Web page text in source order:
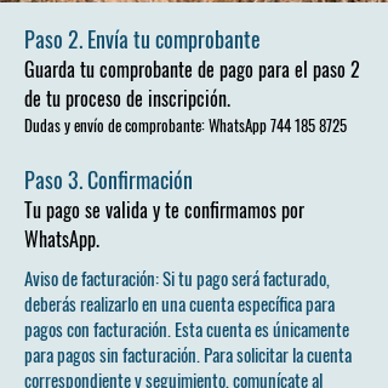
Paso 2. Envía tu comprobante
Guarda tu comprobante de pago para el paso 2
de tu proceso de inscripción.
Dudas y envío de comprobante: WhatsApp744 185 8725
Paso 3. Confirmación
Tu pago se valida y te confirmamos por
WhatsApp.
Aviso de facturación: Si tu pago será facturado,
deberás realizarlo en una cuenta específica para
pagos con facturación. Esta cuenta es únicamente
para pagos sin facturación. Para solicitar la cuenta
correspondiente y seguimiento, comunícate al